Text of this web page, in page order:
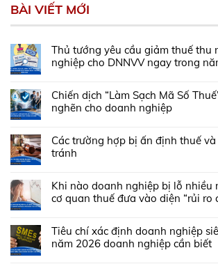
BÀI VIẾT MỚI
Thủ tướng yêu cầu giảm thuế thu
nghiệp cho DNNVV ngay trong
Chiến dịch “Làm Sạch Mã Số
nghẽn cho doanh nghiệp
Các trường hợp bị ấn định thuế
tránh
Khi nào doanh nghiệp bị lỗ nhiều
cơ quan thuế đưa vào diện “rủi ro
Tiêu chí xác định doanh nghiệp
năm 2026 doanh nghiệp cần biết